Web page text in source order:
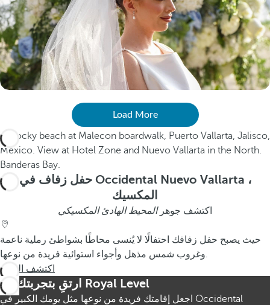
Load More
حفل زفاف في Occidental Nuevo Vallarta ،
المكسيك
اكتشف جوهرالمحيط الهادئ المكسيكي
حيث يصبح حفل زفافك احتفالًا لا يُنسى محاطًا بشواطئ رملية ناعمة
وغروب شمس مذهل وأجواء استوائية فريدة من نوعها.
اكتشف المزيد
ارتقِ بتجربتك مع Royal Level
اجعل إقامتك فريدة من نوعها مثل يومك الكبير في Occidental